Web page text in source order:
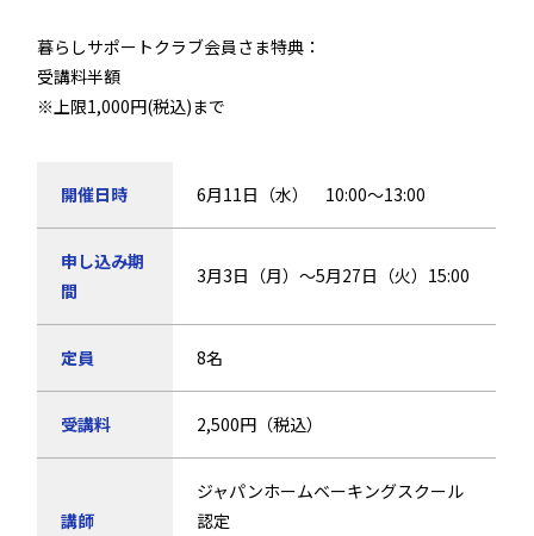
暮らしサポートクラブ会員さま特典：
受講料半額
※上限1,000円(税込)まで
開催日時 6月11日（水） 10:00～13:00
申し込み期
間
3月3日（月）〜5月27日（火）15:00
定員 8名
受講料 2,500円（税込）
講師
ジャパンホームベーキングスクール
認定